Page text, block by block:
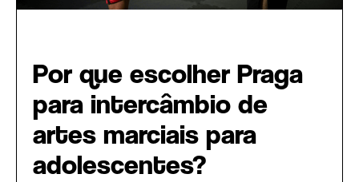
Por que escolher Praga
para intercâmbio de
artes marciais para
adolescentes?